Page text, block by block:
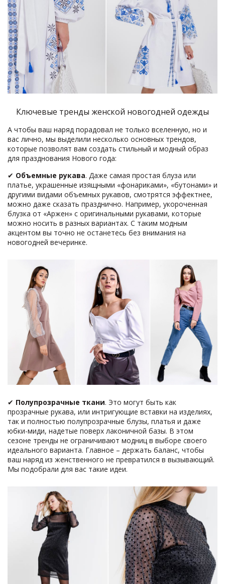
Ключевые тренды женской новогодней одежды
А чтобы ваш наряд порадовал не только вселенную, но и
вас лично, мы выделили несколько основных трендов,
которые позволят вам создать стильный и модный образ
для празднования Нового года:
✔ Объемные рукава. Даже самая простая блуза или
платье, украшенные изящными «фонариками», «бутонами» и
другими видами объемных рукавов, смотрятся эффектнее,
можно даже сказать празднично. Например, укороченная
блузка от «Аржен» с оригинальными рукавами, которые
можно носить в разных вариантах. С таким модным
акцентом вы точно не останетесь без внимания на
новогодней вечеринке.
✔ Полупрозрачные ткани. Это могут быть как
прозрачные рукава, или интригующие вставки на изделиях,
так и полностью полупрозрачные блузы, платья и даже
юбки-миди, надетые поверх лаконичной базы. В этом
сезоне тренды не ограничивают модниц в выборе своего
идеального варианта. Главное – держать баланс, чтобы
ваш наряд из женственного не превратился в вызывающий.
Мы подобрали для вас такие идеи.